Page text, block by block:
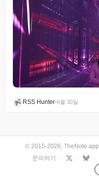
RSS Hunter•6월 30일
© 2015-2026, TheNote.app
문의하기
· · ·